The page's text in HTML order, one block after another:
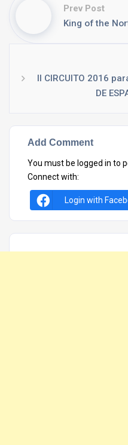
Prev Post
King of the
II CIRCUITO 2016
DE
Add Comment
You must be logged in to
Connect with:
Login with